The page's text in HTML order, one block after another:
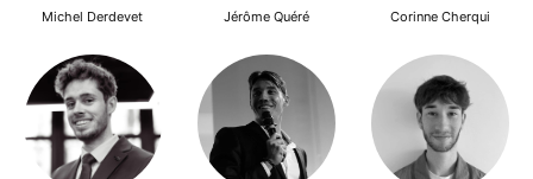
Michel Derdevet Jérôme Quéré Corinne Cherqui